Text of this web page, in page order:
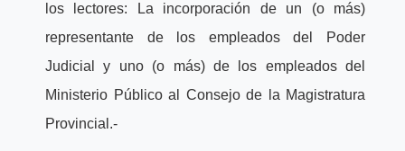
los lectores: La incorporación de un (o más)
representante de los empleados del Poder
Judicial y uno (o más) de los empleados del
Ministerio Público al Consejo de la Magistratura
Provincial.-